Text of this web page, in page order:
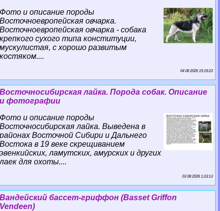
Фото и описание породы
Восточноевропейская овчарка.
Восточноевропейская овчарка - собака
крепкого сухого типа конституции,
мускулистая, с хорошо развитым
костяком....
04 08 2026 15:19:23
Восточносибирская лайка. Порода собак. Описание
и фотографии
Фото и описание породы
Восточносибирская лайка. Выведена в
районах Восточной Сибири и Дальнего
Востока в 19 веке скрещиванием
эвенкийских, ламутских, амурских и других
лаек для охоты....
03 08 2026 1:23:13
Вандейский бассет-гриффон (Basset Griffon
Vendeen)